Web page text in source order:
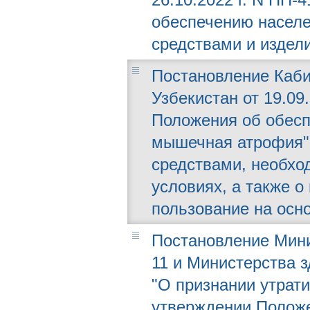
обеспечению
средствами и
Постановление
Узбекистан от
Положения об
мышечная
средствами,
условиях, а также о
пользование на
Постановление
11 и Министерства
"О признании